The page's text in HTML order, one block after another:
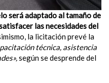
será adaptado al tamaño de
las necesidades del
la licitación prevé la
técnica, asistencia
según se desprende del